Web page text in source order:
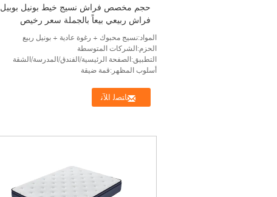
حجم مخصص فراش نسيج خيط بونيل بوبيل
فراش ربيعي بيعاً بالجملة سعر رخيص
المواد:نسيج محبوك + رغوة عادية + بونيل ربيع
الحزم:الشركات المتوسطة
التطبيق:الصفحة الرئيسية/الفندق/المدرسة/الشقة
أسلوب المظهر:قمة ضيقة
ﺎﺘﺼﻟ ﺍﻶﻧ